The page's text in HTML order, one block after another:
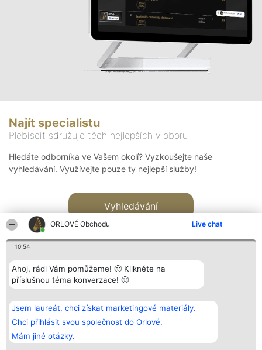
ORLOVÉ Obchodu Live chat
10:54
Ahoj, rádi Vám pomůžeme! 🙂 Klikněte na
příslušnou téma konverzace! 🙂
Jsem laureát, chci získat marketingové materiály.
Chci přihlásit svou společnost do Orlové.
Mám jiné otázky.
Najít specialistu
Plebiscit sdružuje těch nejlepších v oboru
Hledáte odborníka ve Vašem okolí? Vyzkoušejte naše
vyhledávání. Využívejte pouze ty nejlepší služby!
Vyhledávání
Bright Side Solutions sp. z o.
o. sp. k.
ul. Ruska 22
Wrocław 50-079
KRS 0000749100 | Regon
381313360 | NIP 8943132676
Vítězové
Seznam všech
laureátů
Zásady
Zásady
Kontakt